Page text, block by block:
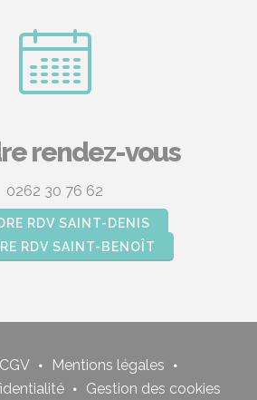
rendez-vous
0262 30 76 62
RDV SAINT-DENIS
RDV SAINT-BENOÎT
CGV
Mentions légales
Gestion des cookies